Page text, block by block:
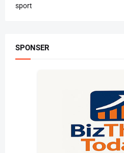
sport
SPONSER